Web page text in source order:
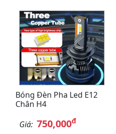
Bóng Đèn Pha Led E12
Chân H4
Giá: 750,000đ